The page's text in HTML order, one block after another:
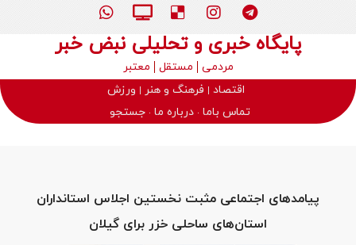
پایگاه خبری و تحلیلی نبض خبر
مردمی مستقل
معتبر
اقتصاد
فرهنگ و هنر
ورزش
تماس باما درباره ما جستجو
پیامدهای اجتماعی مثبت نخستین اجلاس استانداران
استان‌های ساحلی خزر برای گیلان